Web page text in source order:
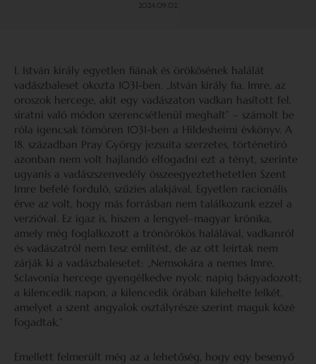
2024.09.02.
I. István király egyetlen fiának és örökösének halálát
vadászbaleset okozta 1031-ben. „István király fia, Imre, az
oroszok hercege, akit egy vadászaton vadkan hasított fel,
siratni való módon szerencsétlenül meghalt” – számolt be
róla igencsak tömören 1031-ben a Hildesheimi évkönyv. A
18. században Pray György jezsuita szerzetes, történetíró
azonban nem volt hajlandó elfogadni ezt a tényt, szerinte
ugyanis a vadászszenvedély összeegyeztethetetlen Szent
Imre befelé forduló, szűzies alakjával. Egyetlen racionális
érve az volt, hogy más forrásban nem találkozunk ezzel a
verzióval. Ez igaz is, hiszen a lengyel–magyar krónika,
amely még foglalkozott a trónörökös halálával, vadkanról
és vadászatról nem tesz említést, de az ott leírtak nem
zárják ki a vadászbalesetet: „Nemsokára a nemes Imre,
Sclavonia hercege gyengélkedve nyolc napig bágyadozott;
a kilencedik napon, a kilencedik órában kilehelte lelkét,
amelyet a szent angyalok osztályrésze szerint maguk közé
fogadtak.”
Emellett felmerült még az a lehetőség, hogy egy besenyő